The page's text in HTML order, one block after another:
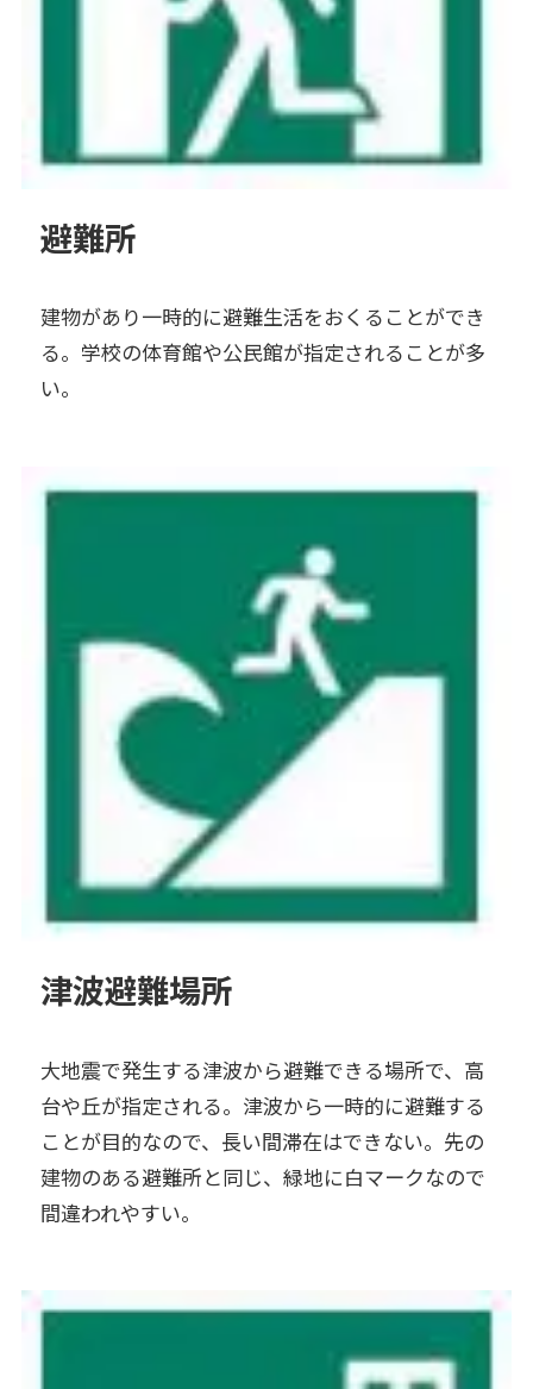
避難所
建物があり一時的に避難生活をおくることができ
る。学校の体育館や公民館が指定されることが多
い。
津波避難場所
大地震で発生する津波から避難できる場所で、高
台や丘が指定される。津波から一時的に避難する
ことが目的なので、長い間滞在はできない。先の
建物のある避難所と同じ、緑地に白マークなので
間違われやすい。